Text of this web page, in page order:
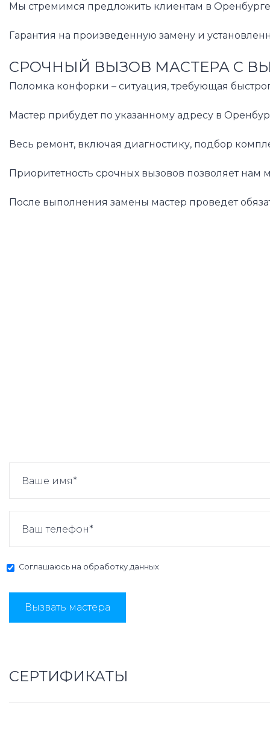
Мы стремимся предложить клиентам в
Гарантия на произведенную замену и
СРОЧНЫЙ ВЫЗОВ МАСТЕРА С
Поломка конфорки – ситуация, требующая
Мастер прибудет по указанному адресу в
Весь ремонт, включая диагностику, подбор
Приоритетность срочных вызовов позволяет
После выполнения замены мастер проведет
Соглашаюсь на обработку данных
Вызвать мастера
СЕРТИФИКАТЫ